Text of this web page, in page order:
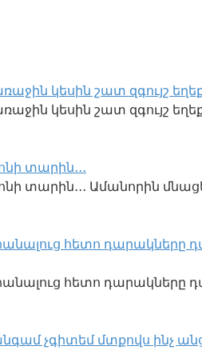
կեսին շատ զգույշ
կեսին շատ զգույշ եղեք,
տարին․․․
տարին․․․ Ամանորին
հետո դարակները
հետո դարակները
չգիտեմ մտքովս ինչ